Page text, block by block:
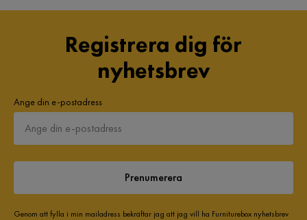
Registrera dig för
nyhetsbrev
Ange din e-postadress
Prenumerera
Genom att fylla i min mailadress bekräftar jag att jag vill ha Furniturebox nyhetsbrev